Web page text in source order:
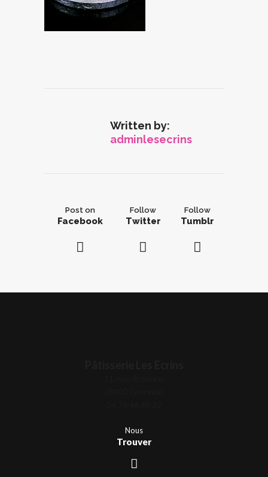
Written by:
adminlesecrins
Post on
Facebook
Follow
Twitter
Follow
Tumblr
Nous
Trouver